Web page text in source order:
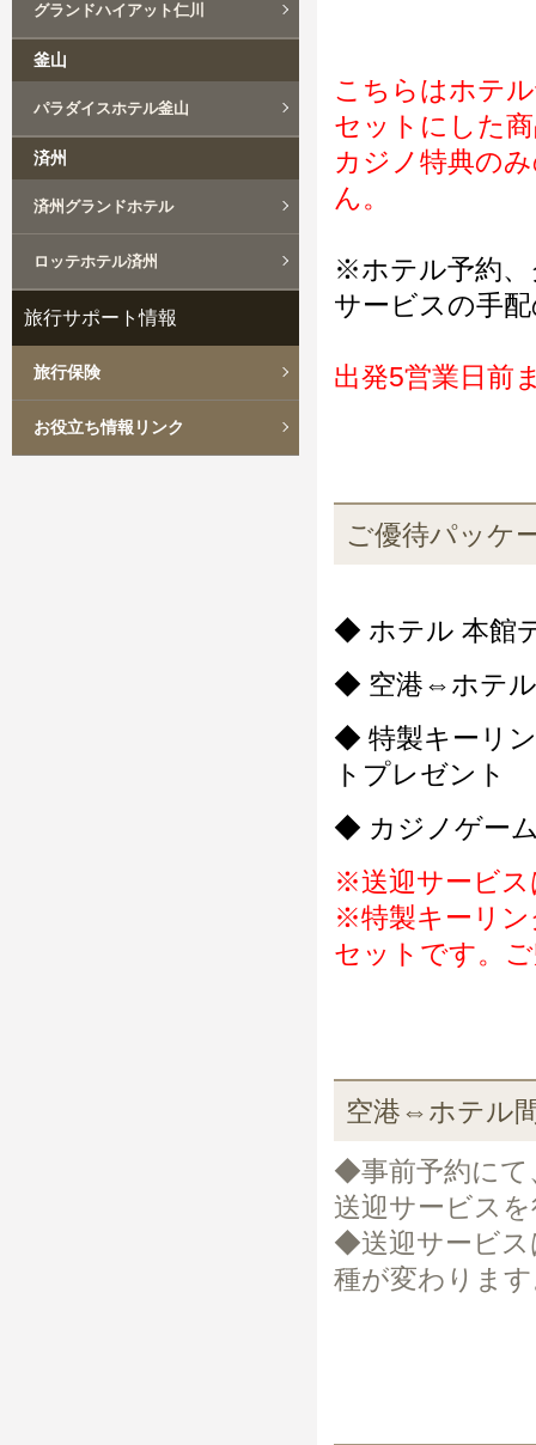
こちらはホテ
セットにした
カジノ特典の
ん。
※ホテル予約、
サービスの手
出発5営業日前
ご優待パッケ
◆ ホテル 本館
◆ 空港⇔ホテル
◆ 特製キーリ
トプレゼント
◆ カジノゲー
※送迎サービス
※特製キーリン
セットです。
空港⇔ホテル
◆事前予約に
送迎サービス
◆送迎サービス
種が変わりま
グランドハイアット仁川
釜山
パラダイスホテル釜山
済州
済州グランドホテル
ロッテホテル済州
旅行サポート情報
旅行保険
お役立ち情報リンク